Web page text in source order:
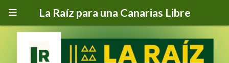
La Raíz para una Canarias Libre